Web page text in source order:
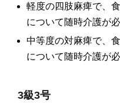
軽度の四肢麻痺で、
について随時介護が
中等度の対麻痺で、
について随時介護が
3級3号